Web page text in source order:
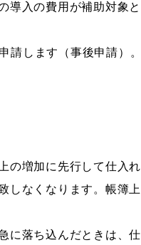
入の費用が補助対象
請します（事後申請）
増加に先行して仕入
しなくなります。帳簿
に落ち込んだときは、